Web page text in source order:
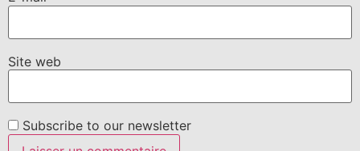
Site web
Subscribe to our newsletter